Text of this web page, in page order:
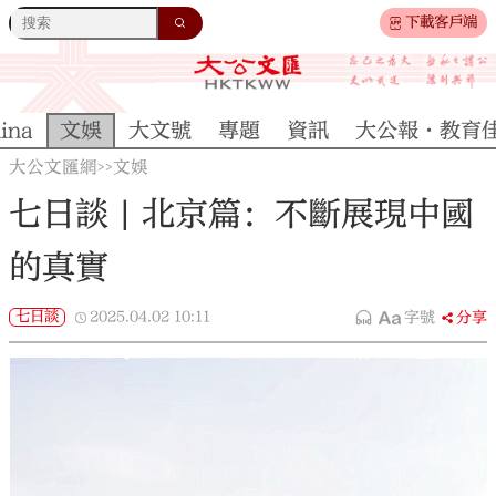
下載客戶端
文娛 大文號 專題 資訊 大公報·教育
大公文匯網>>文娛
七日談 | 北京篇：不斷展現中國
的真實
七日談 2025.04.02 10:11 字號 分享